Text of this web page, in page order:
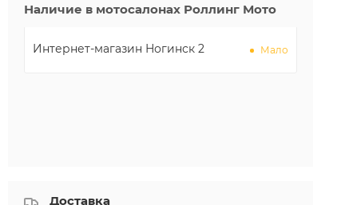
Наличие в мотосалонах Роллинг Мото
Интернет-магазин Ногинск 2 Мало
Доставка